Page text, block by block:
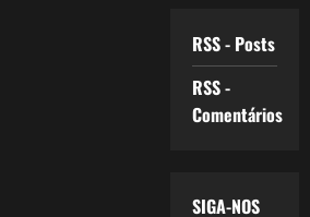
RSS - Posts
RSS -
Comentários
SIGA-NOS